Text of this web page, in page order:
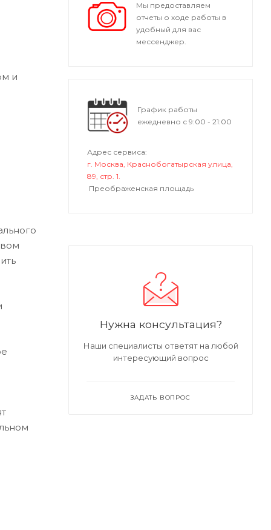
и
Мы предоставляем
отчеты о ходе работы в
удобный для вас
мессенджер.
График работы
ежедневно с 9:00 - 21:00
Адрес сервиса:
г. Москва, Краснобогатырская улица,
89, стр. 1.
Преображенская площадь
Нужна консультация?
Наши специалисты ответят на любой
интересующий вопрос
ЗАДАТЬ ВОПРОС